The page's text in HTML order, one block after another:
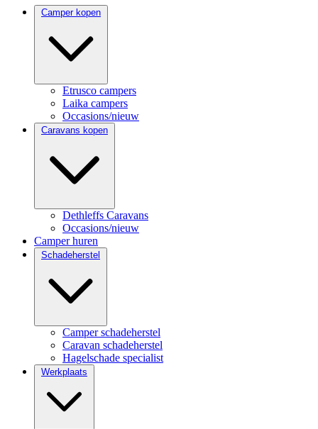
Camper kopen
Etrusco campers
Laika campers
Occasions/nieuw
Caravans kopen
Dethleffs Caravans
Occasions/nieuw
Camper huren
Schadeherstel
Camper schadeherstel
Caravan schadeherstel
Hagelschade specialist
Werkplaats